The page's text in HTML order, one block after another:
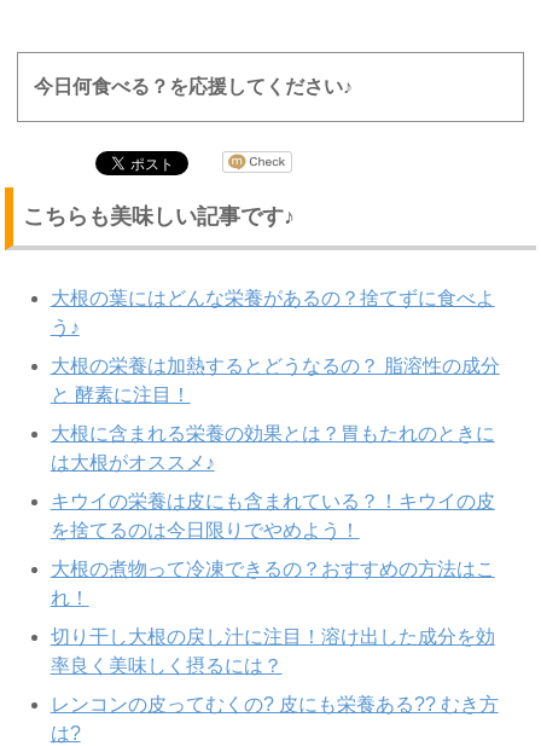
今日何食べる？を応援してください♪
こちらも美味しい記事です♪
大根の葉にはどんな栄養があるの？捨てずに食べよ
う♪
大根の栄養は加熱するとどうなるの？ 脂溶性の成分
と 酵素に注目！
大根に含まれる栄養の効果とは？胃もたれのときに
は大根がオススメ♪
キウイの栄養は皮にも含まれている？！キウイの皮
を捨てるのは今日限りでやめよう！
大根の煮物って冷凍できるの？おすすめの方法はこ
れ！
切り干し大根の戻し汁に注目！溶け出した成分を効
率良く美味しく摂るには？
レンコンの皮ってむくの? 皮にも栄養ある?? むき方
は?